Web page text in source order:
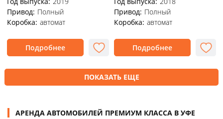
Привод: Полный
Коробка: автомат
Подробнее
Привод: Полный
Коробка: автомат
Подробнее
ПОКАЗАТЬ ЕЩЕ
АРЕНДА АВТОМОБИЛЕЙ ПРЕМИУМ КЛАССА В УФЕ